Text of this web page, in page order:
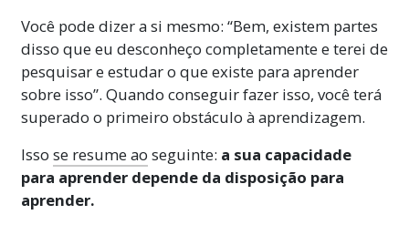
Você pode dizer a si mesmo: “Bem, existem partes
disso que eu desconheço completamente e terei de
pesquisar e estudar o que existe para aprender
sobre isso”. Quando conseguir fazer isso, você terá
superado o primeiro obstáculo à aprendizagem.
Isso se resume ao seguinte: a sua capacidade
para aprender depende da disposição para
aprender.